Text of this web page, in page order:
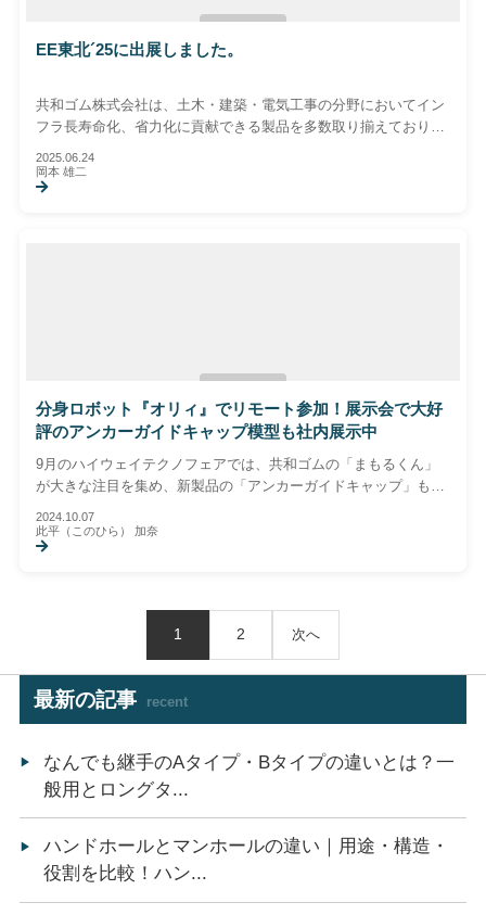
EE東北´25に出展しました。
共和ゴム株式会社は、土木・建築・電気工事の分野においてイン
フラ長寿命化、省力化に貢献できる製品を多数取り揃えておりま
もるくん」歩車道境界ブロックなどの縁石ブロックには「目地フ
ォーム」などここには書ききれないほどのラインナップがござい
2025.06.24
岡本 雄二
分身ロボット『オリィ』でリモート参加！展示会で大好
評のアンカーガイドキャップ模型も社内展示中
9月のハイウェイテクノフェアでは、共和ゴムの「まもるくん」
が大きな注目を集め、新製品の「アンカーガイドキャップ」も多
って大阪本社からリモートで展示会対応を行いました。
2024.10.07
此平（このひら） 加奈
1 2 次へ
最新の記事 recent
なんでも継手のAタイプ・Bタイプの違いとは？一
般用とロングタ...
ハンドホールとマンホールの違い｜用途・構造・
役割を比較！ハン...